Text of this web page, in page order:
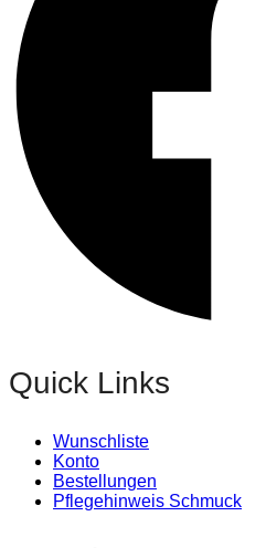
Quick Links
Wunschliste
Konto
Bestellungen
Pflegehinweis Schmuck